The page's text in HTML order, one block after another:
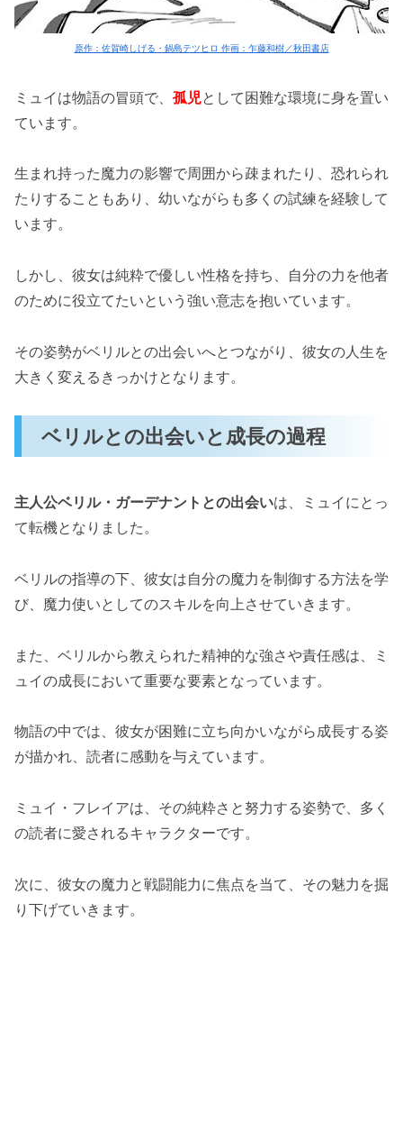
原作：佐賀崎しげる・鍋島テツヒロ 作画：乍藤和樹／秋田書店
ミュイは物語の冒頭で、 孤児として困難な環境に身を置い
ています。
生まれ持った魔力の影響で周囲から疎まれたり、恐れられ
たりすることもあり、幼いながらも多くの試練を経験して
います。
しかし、彼女は純粋で優しい性格を持ち、自分の力を他者
のために役立てたいという強い意志を抱いています。
その姿勢がベリルとの出会いへとつながり、彼女の人生を
大きく変えるきっかけとなります。
ベリルとの出会いと成長の過程
主人公ベリル・ガーデナントとの出会いは、ミュイにとっ
て転機となりました。
ベリルの指導の下、彼女は自分の魔力を制御する方法を学
び、魔力使いとしてのスキルを向上させていきます。
また、ベリルから教えられた精神的な強さや責任感は、ミ
ュイの成長において重要な要素となっています。
物語の中では、彼女が困難に立ち向かいながら成長する姿
が描かれ、読者に感動を与えています。
ミュイ・フレイアは、その純粋さと努力する姿勢で、多く
の読者に愛されるキャラクターです。
次に、彼女の魔力と戦闘能力に焦点を当て、その魅力を掘
り下げていきます。